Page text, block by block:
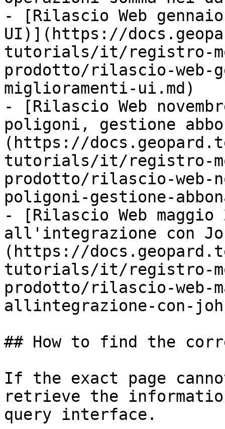
- [Rilascio Web
UI)](https://
tutorials/it/registro-
prodotto/rilascio-web-
miglioramenti-ui.md)
- [Rilascio Web
poligoni, gestione
(https://
tutorials/it/registro-
prodotto/rilascio-web-
poligoni-gestione-
- [Rilascio Web
all'integrazione con
(https://
tutorials/it/registro-
prodotto/rilascio-web-
allintegrazione-con-
## How to find the
If the exact page
retrieve the
query interface.